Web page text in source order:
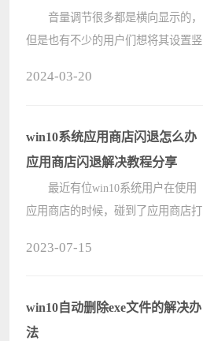
音量调节很多都是横向显示的，
但是也有不少的用户们想将其设置竖
行操作就可以了。下面就让本站来为
用????
2024-03-20
win10系统应用商店闪退怎么办
应用商店闪退解决教程分享
最近有位win10系统用户在使用
应用商店的时候，碰到了应用商店打
之家u盘装机为大家分享应用商店闪
退的解????
2023-07-15
win10自动删除exe文件的解决办
法